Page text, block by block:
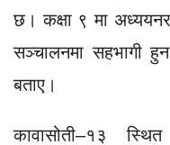
छ। कक्षा ९ मा
सञ्चालनमा सहभागी
बताए।
कावासोती–१३